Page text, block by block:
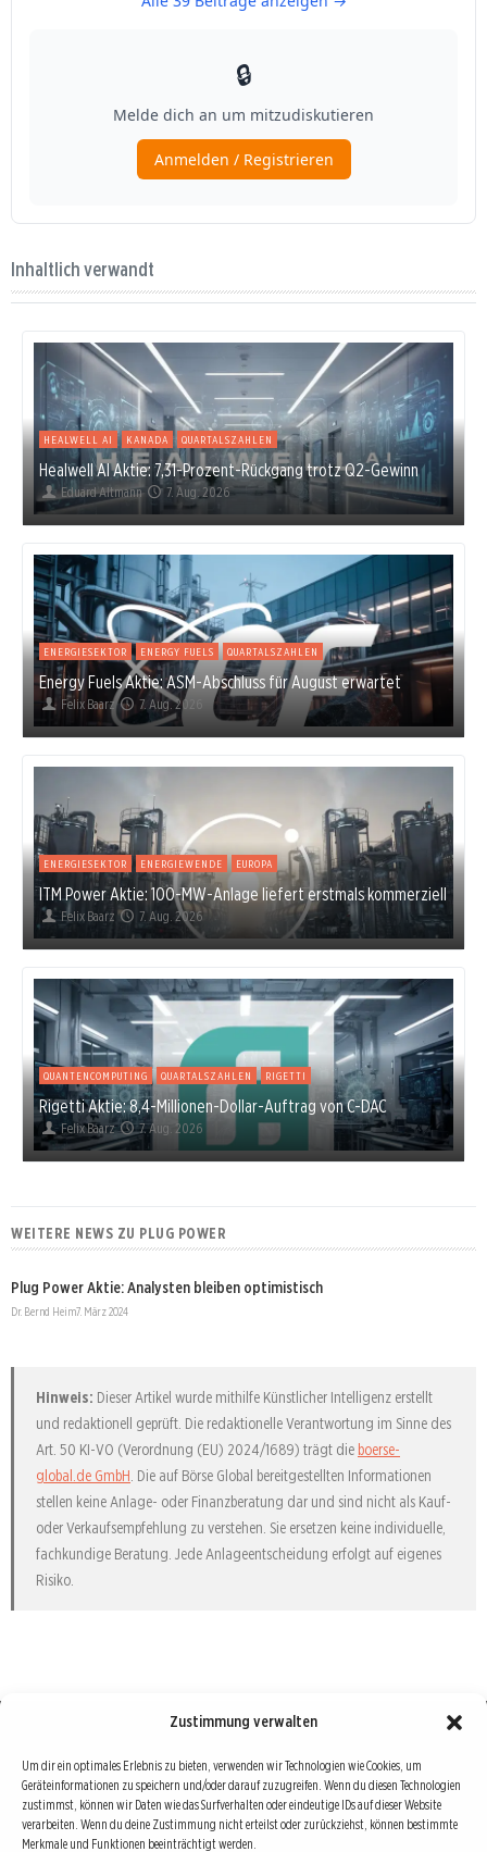
Zustimmung verwalten
Um dir ein optimales Erlebnis zu bieten, verwenden wir Technologien wie Cookies, um
Geräteinformationen zu speichern und/oder darauf zuzugreifen. Wenn du diesen Technologien
zustimmst, können wir Daten wie das Surfverhalten oder eindeutige IDs auf dieser Website
verarbeiten. Wenn du deine Zustimmung nicht erteilst oder zurückziehst, können bestimmte
Merkmale und Funktionen beeinträchtigt werden.
Inhaltlich verwandt
HEALWELL AI KANADA QUARTALSZAHLEN
Healwell AI Aktie: 7,31-Prozent-Rückgang trotz Q2-Gewinn
Eduard Altmann 7. Aug. 2026
ENERGIESEKTOR ENERGY FUELS QUARTALSZAHLEN
Energy Fuels Aktie: ASM-Abschluss für August erwartet
Felix Baarz 7. Aug. 2026
ENERGIESEKTOR ENERGIEWENDE EUROPA
ITM Power Aktie: 100-MW-Anlage liefert erstmals kommerziell
Felix Baarz 7. Aug. 2026
QUANTENCOMPUTING QUARTALSZAHLEN RIGETTI
Rigetti Aktie: 8,4-Millionen-Dollar-Auftrag von C-DAC
Felix Baarz 7. Aug. 2026
WEITERE NEWS ZU PLUG POWER
Plug Power Aktie: Analysten bleiben optimistisch
Dr. Bernd Heim7. März 2024
Hinweis: Dieser Artikel wurde mithilfe Künstlicher Intelligenz erstellt
und redaktionell geprüft. Die redaktionelle Verantwortung im Sinne des
Art. 50 KI-VO (Verordnung (EU) 2024/1689) trägt die boerse-
global.de GmbH. Die auf Börse Global bereitgestellten Informationen
stellen keine Anlage- oder Finanzberatung dar und sind nicht als Kauf-
oder Verkaufsempfehlung zu verstehen. Sie ersetzen keine individuelle,
fachkundige Beratung. Jede Anlageentscheidung erfolgt auf eigenes
Risiko.
Börse : lokal, international, global
Erfolgreiche Börsengeschäfte bedingen vor allem drei Dinge: Verlässliche Informationen,
richtige Interpretationen und unabhängige Informationsquellen. Diese drei Bausteine sind
auch die redaktionelle Leitlinie von Börse Global.